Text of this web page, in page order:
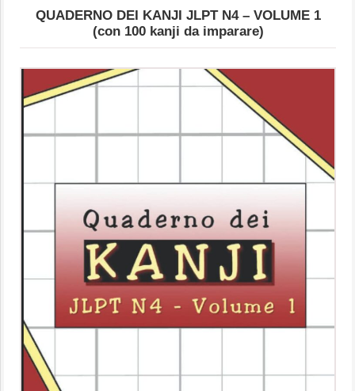
QUADERNO DEI KANJI JLPT N4 – VOLUME 1
(con 100 kanji da imparare)